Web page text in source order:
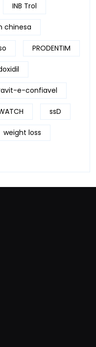
INB Trol
chinesa
PRODENTIM
e-confiavel
ssD
weight loss